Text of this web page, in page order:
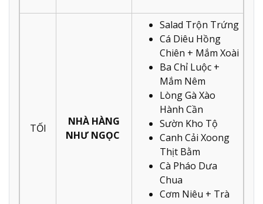
TỐI
NHÀ HÀNG
NHƯ NGỌC
Salad Trộn Trứng
Cá Diêu Hồng
Chiên + Mắm Xoài
Ba Chỉ Luộc +
Mắm Nêm
Lòng Gà Xào
Hành Cần
Sườn Kho Tộ
Canh Cải Xoong
Thịt Bằm
Cà Pháo Dưa
Chua
Cơm Niêu + Trà